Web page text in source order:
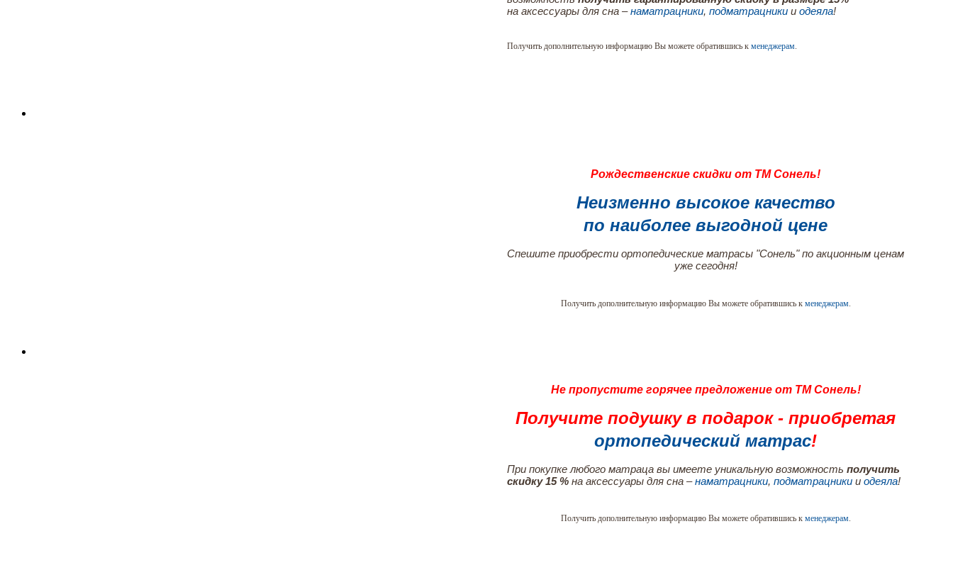
на аксессуары для сна –наматрацники,подматрацники иодеяла!
Получить дополнительную информацию Вы можете обратившись кменеджерам.
Рождественские скидки от ТМ Сонель!
Неизменно высокое качество
по наиболее выгодной цене
Спешите приобрести ортопедические матрасы "Сонель" по акционным ценам
уже сегодня!
Получить дополнительную информацию Вы можете обратившись к менеджерам.
Не пропустите горячее предложение от ТМ Сонель!
Получите подушку в подарок - приобретая
ортопедический матрас!
При покупке любого матраца вы имеете уникальную возможностьполучить
скидку 15 % на аксессуары для сна –наматрацники,подматрацники иодеяла!
Получить дополнительную информацию Вы можете обратившись к менеджерам.